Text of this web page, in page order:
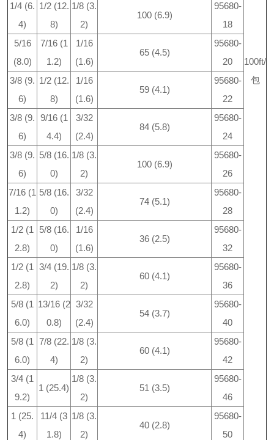
100ft/
包
1/4 (6.
4)
1/2 (12.
8)
1/8 (3.
2)
100 (6.9)
95680-
18
5/16
(8.0)
7/16 (1
1.2)
1/16
(1.6)
65 (4.5)
95680-
20
3/8 (9.
6)
1/2 (12.
8)
1/16
(1.6)
59 (4.1)
95680-
22
3/8 (9.
6)
9/16 (1
4.4)
3/32
(2.4)
84 (5.8)
95680-
24
3/8 (9.
6)
5/8 (16.
0)
1/8 (3.
2)
100 (6.9)
95680-
26
7/16 (1
1.2)
5/8 (16.
0)
3/32
(2.4)
74 (5.1)
95680-
28
1/2 (1
2.8)
5/8 (16.
0)
1/16
(1.6)
36 (2.5)
95680-
32
1/2 (1
2.8)
3/4 (19.
2)
1/8 (3.
2)
60 (4.1)
95680-
36
5/8 (1
6.0)
13/16 (2
0.8)
3/32
(2.4)
54 (3.7)
95680-
40
5/8 (1
6.0)
7/8 (22.
4)
1/8 (3.
2)
60 (4.1)
95680-
42
3/4 (1
9.2)
1 (25.4)
1/8 (3.
2)
51 (3.5)
95680-
46
1 (25.
4)
11/4 (3
1.8)
1/8 (3.
2)
40 (2.8)
95680-
50